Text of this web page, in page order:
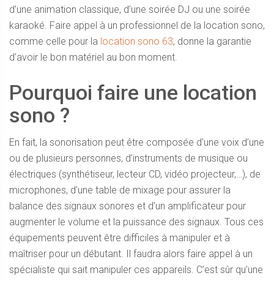
d’une animation classique, d’une soirée DJ ou une soirée
karaoké. Faire appel à un professionnel de la location sono,
comme celle pour la location sono 63, donne la garantie
d’avoir le bon matériel au bon moment.
Pourquoi faire une location
sono ?
En fait, la sonorisation peut être composée d’une voix d’une
ou de plusieurs personnes, d’instruments de musique ou
électriques (synthétiseur, lecteur CD, vidéo projecteur,…), de
microphones, d’une table de mixage pour assurer la
balance des signaux sonores et d’un amplificateur pour
augmenter le volume et la puissance des signaux. Tous ces
équipements peuvent être difficiles à manipuler et à
maîtriser pour un débutant. Il faudra alors faire appel à un
spécialiste qui sait manipuler ces appareils. C’est sûr qu’une